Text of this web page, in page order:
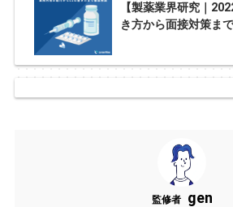
【製薬業界研究｜
き方から面接対策ま
監修者 gen